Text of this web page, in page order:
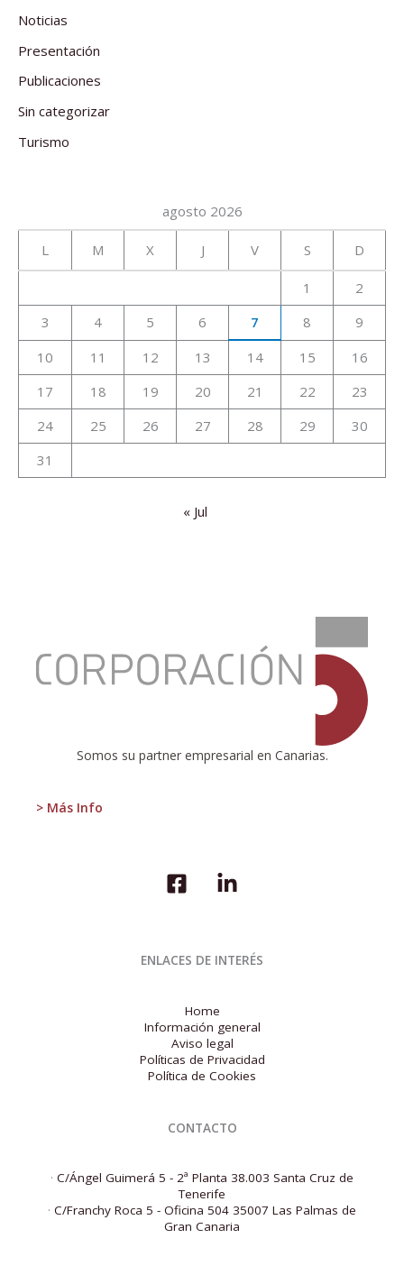
Noticias
Presentación
Publicaciones
Sin categorizar
Turismo
agosto 2026
L M X J V S D
1
2
3
4 5 6 7 8
9
10
11 12 13 14 15
16
17
18 19 20 21 22
23
24
25 26 27 28 29
30
31
« Jul
Somos su partner empresarial en Canarias.
> Más Info
sin
debatir
ENLACES DE INTERÉS
Home
Información general
Aviso legal
Políticas de Privacidad
Política de Cookies
CONTACTO
· C/Ángel Guimerá 5 - 2ª Planta 38.003 Santa Cruz de
Tenerife
· C/Franchy Roca 5 - Oficina 504 35007 Las Palmas de
Gran Canaria